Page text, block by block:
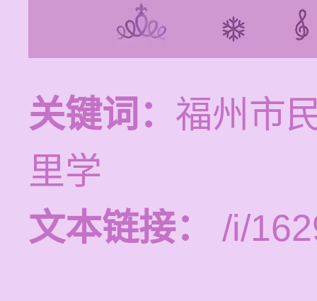
关键词： 福州市
里学
文本链接：
/i/